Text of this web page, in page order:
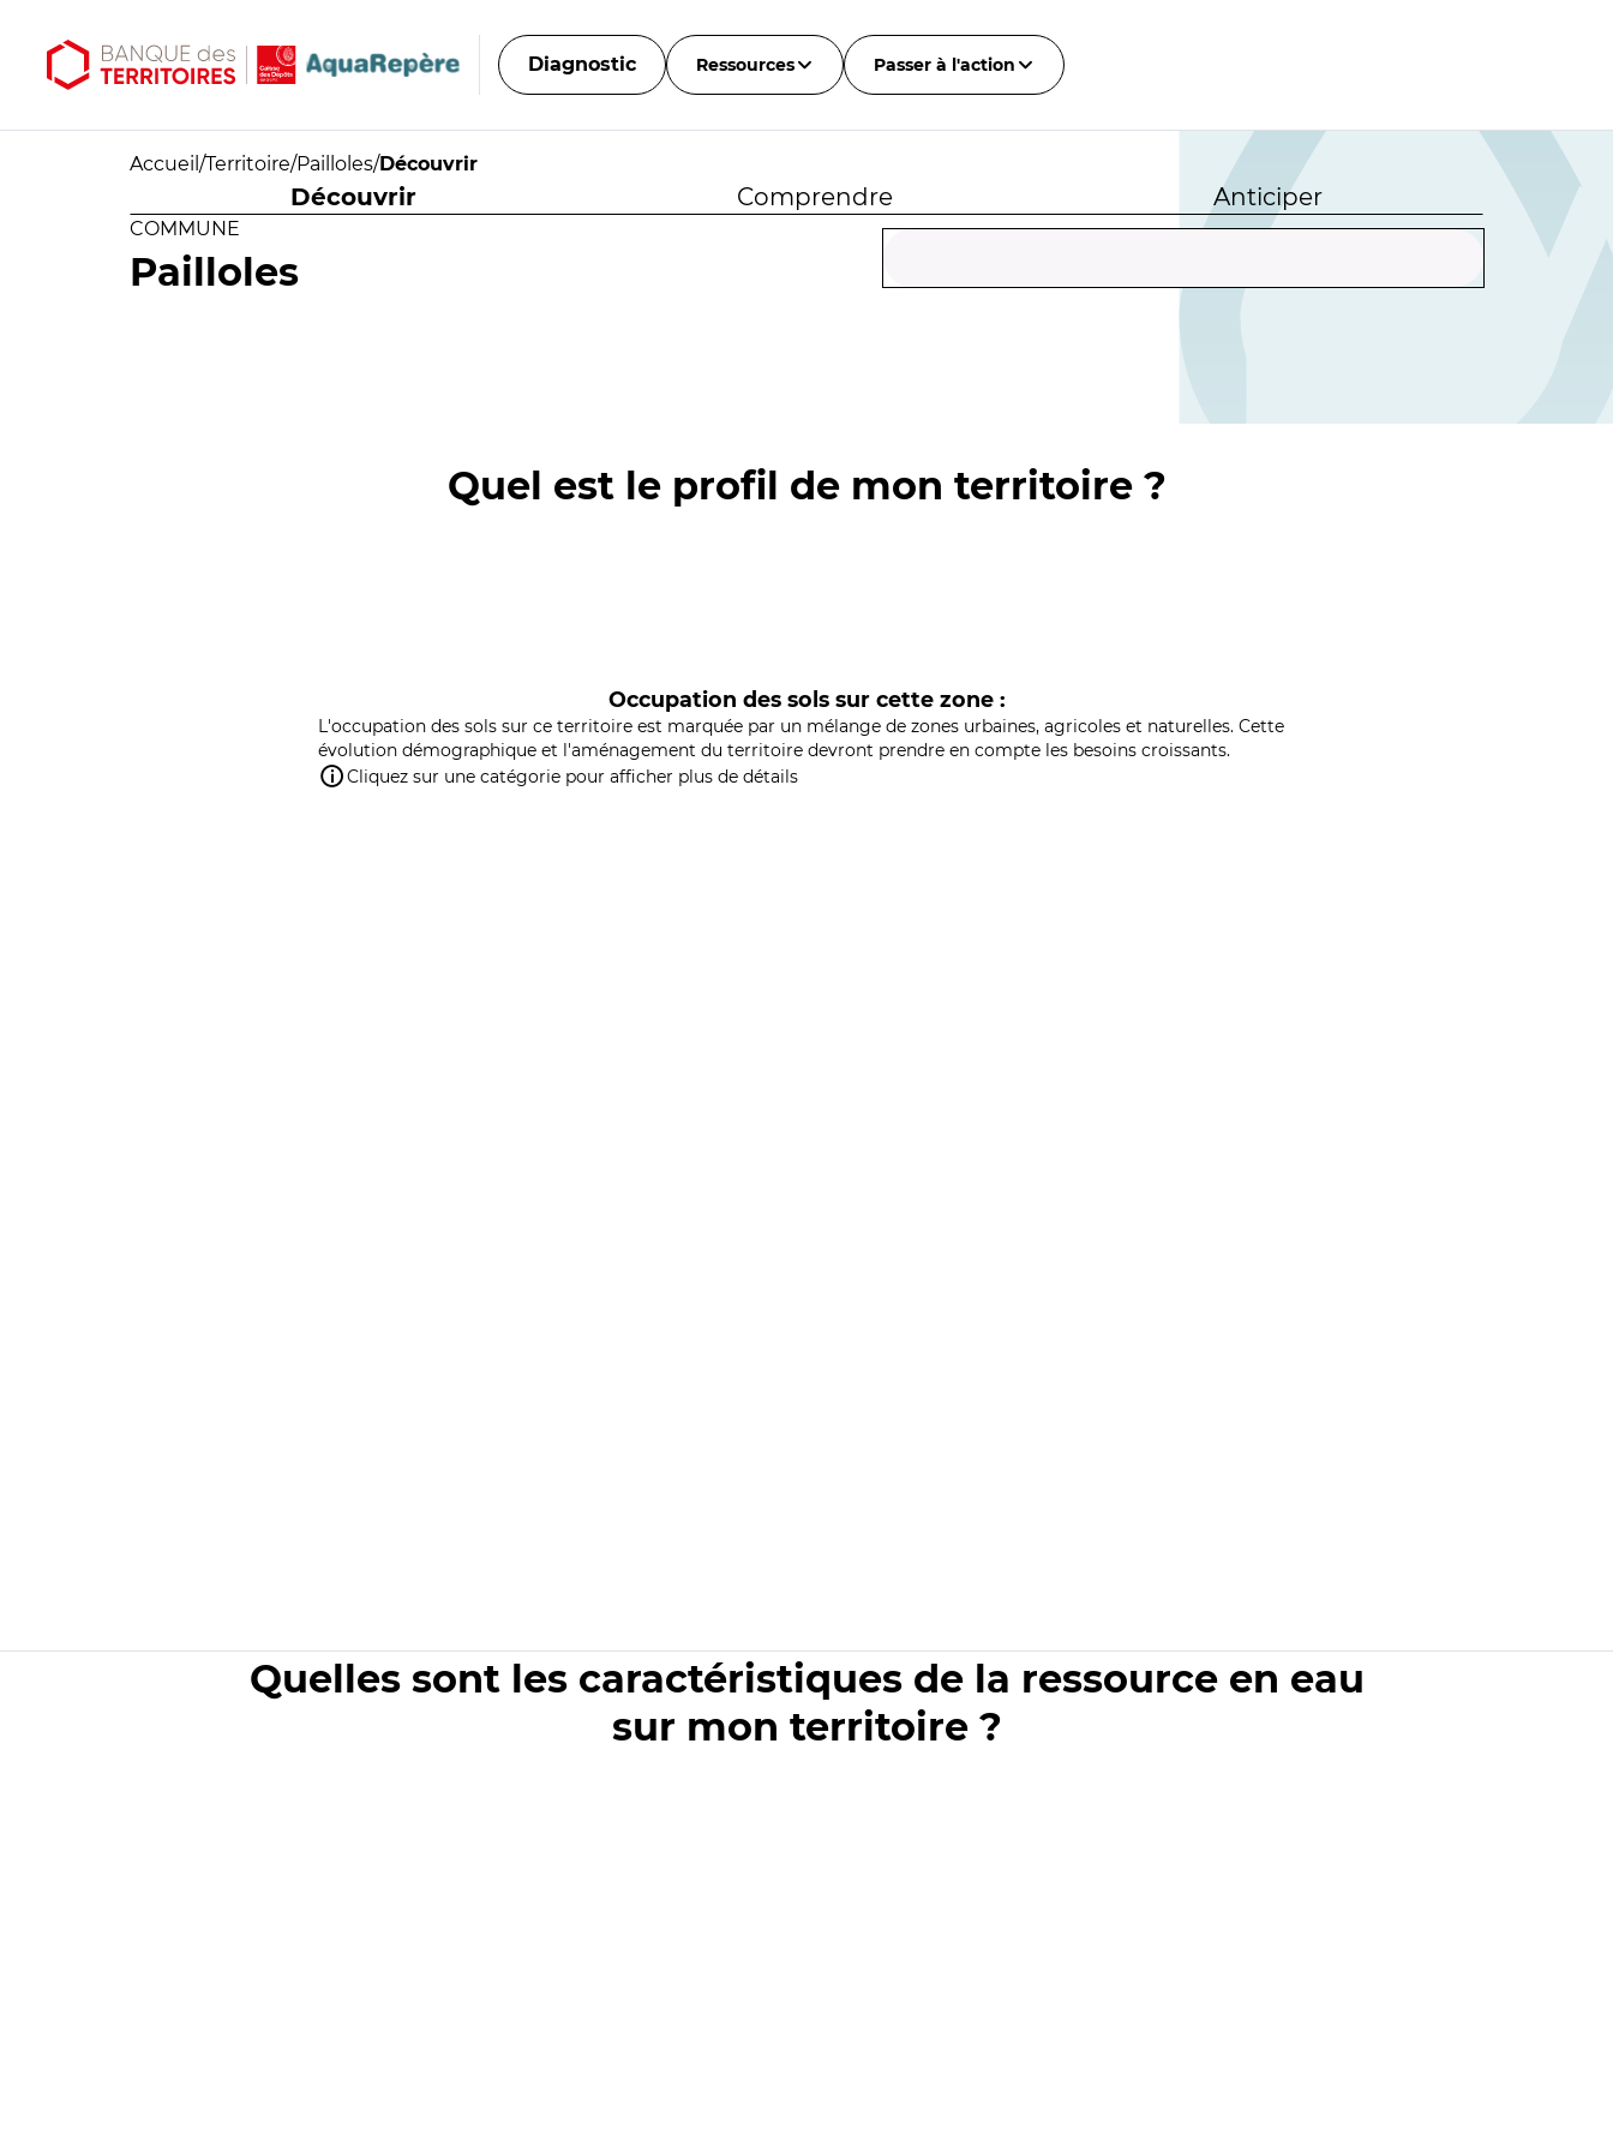
Diagnostic Ressources Passer à l'action
Accueil /Territoire/Pailloles/Découvrir
Découvrir Comprendre Anticiper
COMMUNE
Pailloles
Quel est le profil de mon territoire ?
Occupation des sols sur cette zone :
L'occupation des sols sur ce territoire est marquée par un mélange de zones urbaines, agricoles et naturelles. Cette
évolution démographique et l'aménagement du territoire devront prendre en compte les besoins croissants.
Cliquez sur une catégorie pour afficher plus de détails
Quelles sont les caractéristiques de la ressource en eau
sur mon territoire ?